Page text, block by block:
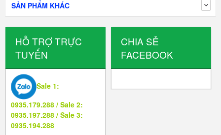
SẢN PHẨM KHÁC
HỖ TRỢ TRỰC
TUYẾN
Sale 1:
0935.179.288 / Sale 2:
0935.197.288 / Sale 3:
0935.194.288
CHIA SẺ
FACEBOOK